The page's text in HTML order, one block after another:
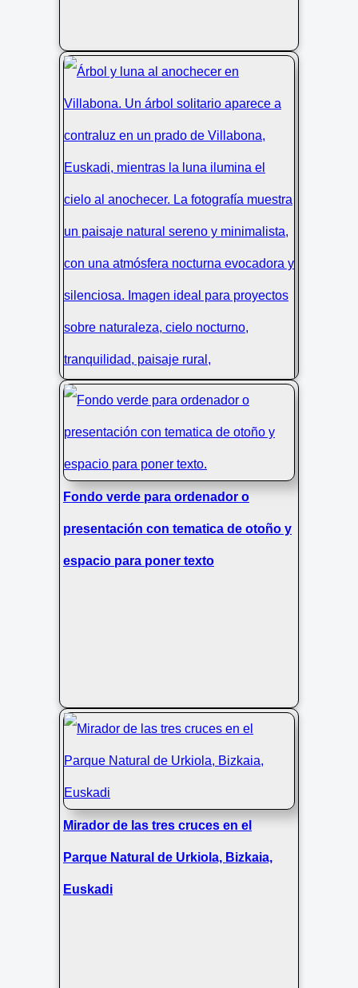
Árbol y luna al anochecer en
Fondo verde para ordenador o
presentación con tematica de otoño y
espacio para poner texto
Mirador de las tres cruces en el
Parque Natural de Urkiola, Bizkaia,
Euskadi